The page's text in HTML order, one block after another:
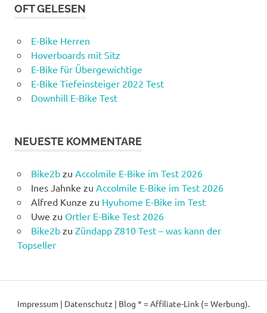
OFT GELESEN
E-Bike Herren
Hoverboards mit Sitz
E-Bike für Übergewichtige
E-Bike Tiefeinsteiger 2022 Test
Downhill E-Bike Test
NEUESTE KOMMENTARE
Bike2bzu Accolmile E-Bike im Test 2026
Ines Jahnke zu Accolmile E-Bike im Test 2026
Alfred Kunze zu Hyuhome E-Bike im Test
Uwe zu Ortler E-Bike Test 2026
Bike2bzu Zündapp Z810 Test – was kann der
Topseller
Impressum | Datenschutz | Blog * = Affiliate-Link (= Werbung).